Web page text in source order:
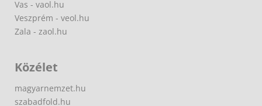
Vas - vaol.hu
Veszprém - veol.hu
Zala - zaol.hu
Közélet
magyarnemzet.hu
szabadfold.hu